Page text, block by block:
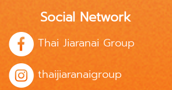
Social Network
Thai Jiaranai Group
thaijiaranaigroup